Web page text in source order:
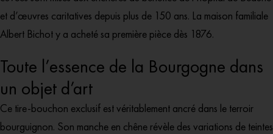
et d’œuvres caritatives depuis plus de 150 ans. La maison familiale
Albert Bichot y a acheté sa première pièce dès 1876.
Toute l’essence de la Bourgogne dans
un objet d’art
Ce tire-bouchon exclusif est véritablement ancré dans le terroir
bourguignon. Son manche en chêne révèle des variations de teintes